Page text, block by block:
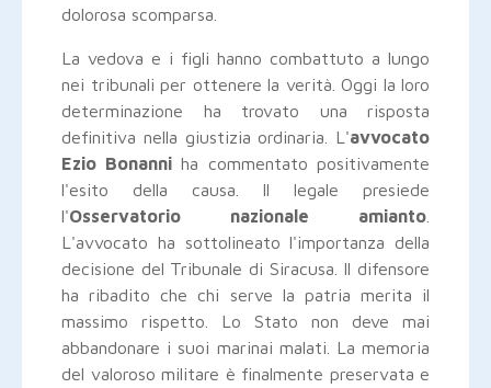
dolorosa scomparsa.
La vedova e i figli hanno combattuto a lungo
nei tribunali per ottenere la verità. Oggi la loro
determinazione ha trovato una risposta
definitiva nella giustizia ordinaria. L'avvocato
Ezio Bonanniha commentato positivamente
l'esito della causa. Il legale presiede
l'Osservatorio nazionale amianto
L'avvocato ha sottolineato l'importanza della
decisione del Tribunale di Siracusa. Il difensore
ha ribadito che chi serve la patria merita il
massimo rispetto. Lo Stato non deve mai
abbandonare i suoi marinai malati. La memoria
del valoroso militare è finalmente preservata e